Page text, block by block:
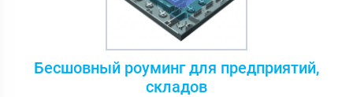
Бесшовный роуминг для предприятий,
складов